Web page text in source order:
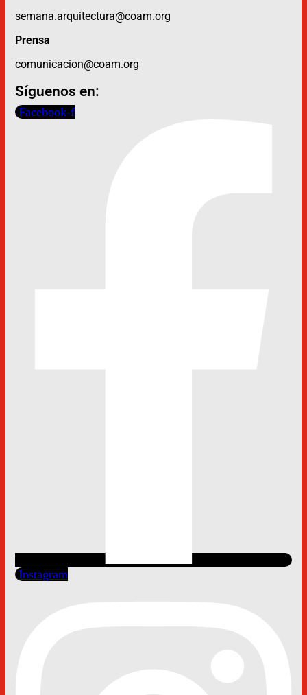
semana.arquitectura@coam.org
Prensa
comunicacion@coam.org
Síguenos en:
Facebook-f
Instagram